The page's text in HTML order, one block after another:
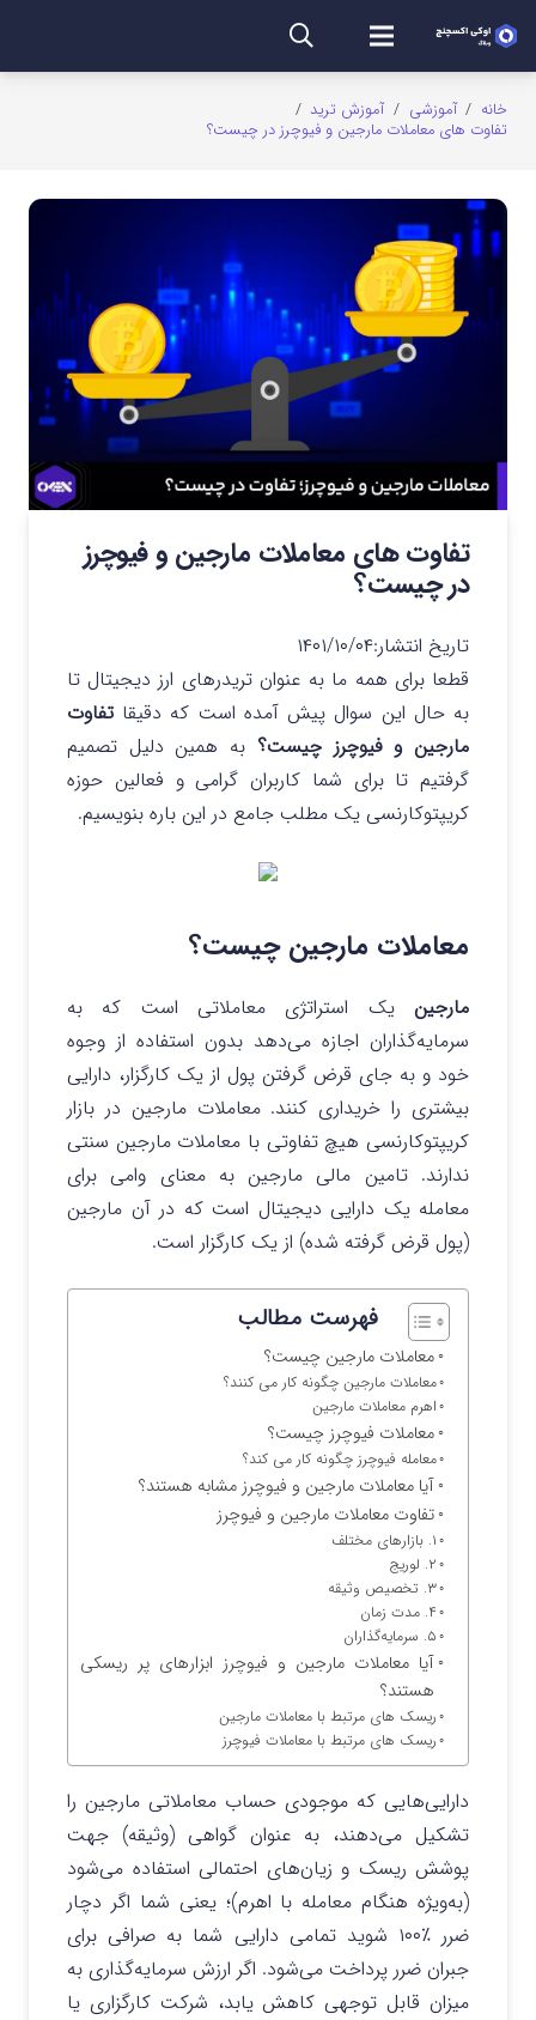
خانه / آموزشی / آموزش ترید /
تفاوت های معاملات مارجین و فیوچرز در چیست؟
تفاوت های معاملات مارجین و فیوچرز
در چیست؟
تاریخ انتشار:۱۴۰۱/۱۰/۰۴
قطعا برای همه ما به عنوان تریدرهای ارز دیجیتال تا
به حال این سوال پیش آمده است که دقیقا تفاوت
مارجین و فیوچرز چیست؟ به همین دلیل تصمیم
گرفتیم تا برای شما کاربران گرامی و فعالین حوزه
کریپتوکارنسی یک مطلب جامع در این باره بنویسیم.
معاملات مارجین چیست؟
مارجین یک استراتژی معاملاتی است که به
سرمایه‌گذاران اجازه می‌دهد بدون استفاده از وجوه
خود و به جای قرض گرفتن پول از یک کارگزار، دارایی
بیشتری را خریداری کنند. معاملات مارجین در بازار
کریپتوکارنسی هیچ تفاوتی با معاملات مارجین سنتی
ندارند. تامین مالی مارجین به معنای وامی برای
معامله یک دارایی دیجیتال است که در آن مارجین
(پول قرض گرفته شده) از یک کارگزار است.
فهرست مطالب
معاملات مارجین چیست؟
معاملات مارجین چگونه کار می کنند؟
اهرم معاملات مارجین
معاملات فیوچرز چیست؟
معامله فیوچرز چگونه کار می کند؟
آیا معاملات مارجین و فیوچرز مشابه هستند؟
تفاوت معاملات مارجین و فیوچرز
۱. بازارهای مختلف
۲. لوریج
۳. تخصیص وثیقه
۴. مدت زمان
۵. سرمایه‌گذاران
آیا معاملات مارجین و فیوچرز ابزارهای پر ریسکی
هستند؟
ریسک های مرتبط با معاملات مارجین
ریسک های مرتبط با معاملات فیوچرز
دارایی‌هایی که موجودی حساب معاملاتی مارجین را
تشکیل می‌دهند، به عنوان گواهی (وثیقه) جهت
پوشش ریسک و زیان‌های احتمالی استفاده می‌شود
(به‌ویژه هنگام معامله با اهرم)؛ یعنی شما اگر دچار
ضرر ٪۱۰۰ شوید تمامی دارایی شما به صرافی برای
جبران ضرر پرداخت می‌شود. اگر ارزش سرمایه‌گذاری به
میزان قابل توجهی کاهش یابد، شرکت کارگزاری یا